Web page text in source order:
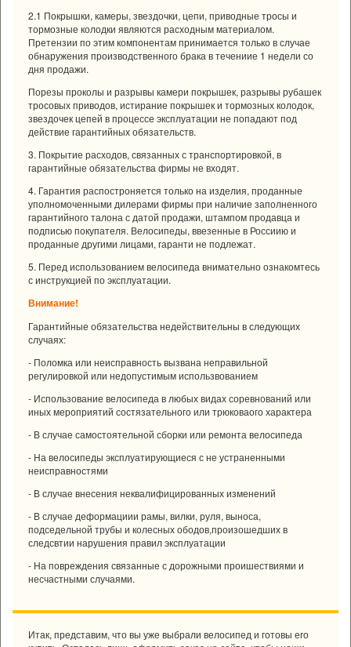
2.1 Покрышки, камеры, звездочки, цепи, приводные тросы и
тормозные колодки являются расходным материалом.
Претензии по этим компонентам принимается только в случае
обнаружения производственного брака в течениие 1 недели со
дня продажи.
Порезы проколы и разрывы камери покрышек, разрывы рубашек
тросовых приводов, истирание покрышек и тормозных колодок,
звездочек цепей в процессе эксплуатации не попадают под
действие гарантийных обязательств.
3. Покрытие расходов, связанных с транспортировкой, в
гарантийные обязательства фирмы не входят.
4. Гарантия распостроняется только на изделия, проданные
уполномоченными дилерами фирмы при наличие заполненного
гарантийного талона с датой продажи, штампом продавца и
подписью покупателя. Велосипеды, ввезенные в Россиию и
проданные другими лицами, гаранти не подлежат.
5. Перед использованием велосипеда внимательно ознакомтесь
с инструкцией по эксплуатации.
Внимание!
Гарантийные обязательства недействительны в следующих
случаях:
- Поломка или неисправность вызвана неправильной
регулировкой или недопустимым использвованием
- Использование велосипеда в любых видах соревнований или
иных мероприятий состязательного или трюковаого характера
- В случае самостоятельной сборки или ремонта велосипеда
- На велосипеды эксплуатирующиеся с не устраненными
неисправностями
- В случае внесения неквалифицированных изменений
- В случае деформациии рамы, вилки, руля, выноса,
подседельной трубы и колесных ободов,произошедших в
следсвтии нарушения правил эксплуатации
- На повреждения связанные с дорожными проишествиями и
несчастными случаями.
Итак, представим, что вы уже выбрали велосипед и готовы его